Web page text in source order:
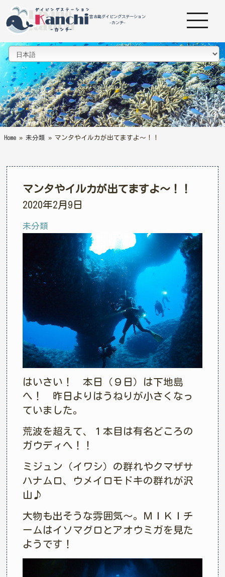
宮古島ダイビングステーション
-カンチ-
Home » 未分類 » マンタやイルカが出てますよ～！！
マンタやイルカが出てますよ～！！
2020年2月9日
未分類
はいさい！ 本日（９日）は下地島
へ！ 昨日よりはうねりが小さくなっ
ていました。
荒波を超えて、１本目は有名どころの
ガウディへ！！
ミジュン（イワシ）の群れやクマザサ
ハナムロ、ウメイロモドキの群れが沢
山♪
大物も出そうな雰囲気～。ＭＩＫＩチ
ームはイソマグロとアオウミガを見た
ようです！